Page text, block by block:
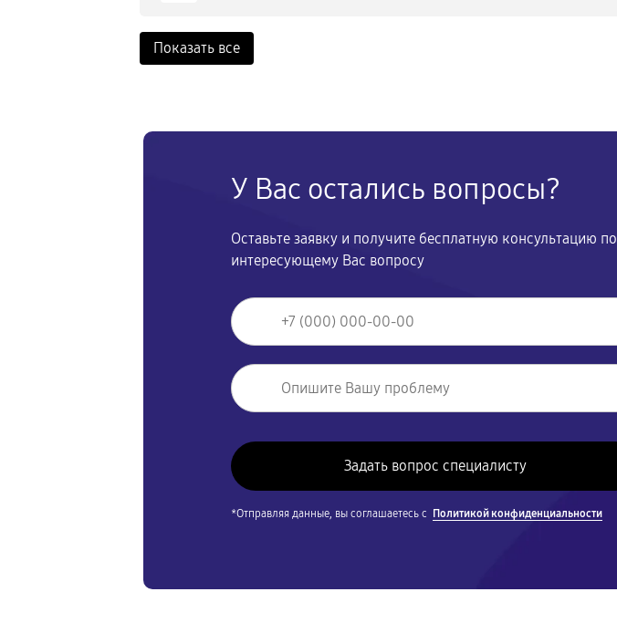
Показать все
У Вас остались вопросы?
Оставьте заявку и получите бесплатную консультацию по
интересующему Вас вопросу
*Отправляя данные, вы соглашаетесь с Политикой конфиденциальности